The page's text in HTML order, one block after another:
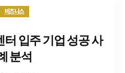
비즈니스
입주 기업 성공 사
분석